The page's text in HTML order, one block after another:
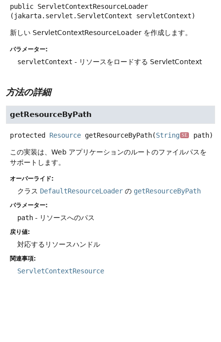
public ServletContextResourceLoader
(jakarta.servlet.ServletContext servletContext)
新しい ServletContextResourceLoader を作成します。
パラメーター:
servletContext - リソースをロードする ServletContext
方法の詳細
getResourceByPath
protected Resource getResourceByPath(String SE path)
この実装は、Web アプリケーションのルートのファイルパスを
サポートします。
オーバーライド:
クラス DefaultResourceLoader の getResourceByPath
パラメーター:
path - リソースへのパス
戻り値:
対応するリソースハンドル
関連事項:
ServletContextResource